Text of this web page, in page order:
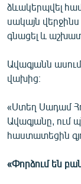
ձևակերպվել
սակայն
գնացել և
Ավագյանն
վախից։
«Ստեղ Սադամ
Ավագյանը, ում
հաստատեցին
«Փորձում են